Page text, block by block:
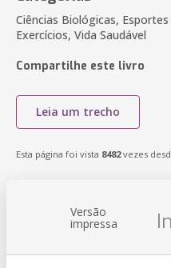
Ciências Biológicas,
Exercícios, Vida Saudável
Compartilhe este livro
Leia um trecho
Esta página foi vista 8482vezes
Versão
impressa